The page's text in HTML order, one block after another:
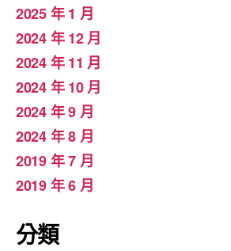
2025 年 1 月
2024 年 12 月
2024 年 11 月
2024 年 10 月
2024 年 9 月
2024 年 8 月
2019 年 7 月
2019 年 6 月
分類